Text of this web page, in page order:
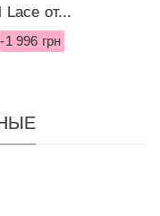
от...
-1 996 грн